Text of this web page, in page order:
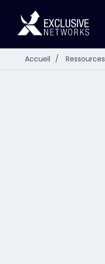
Accueil / Ressources